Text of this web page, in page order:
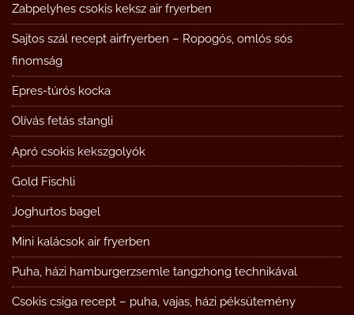
Zabpelyhes csokis keksz air fryerben
Sajtos szál recept airfryerben – Ropogós, omlós sós
finomság
Epres-túrós kocka
Olívás fetás stangli
Apró csokis kekszgolyók
Gold Fischli
Joghurtos bagel
Mini kalácsok air fryerben
Puha, házi hamburgerzsemle tangzhong technikával
Csokis csiga recept – puha, vajas, házi péksütemény